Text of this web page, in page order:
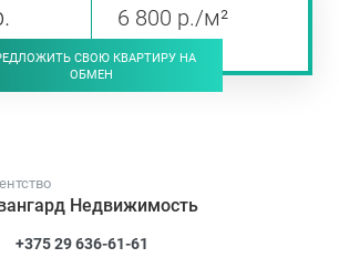
. 6 800 р./м²
СВОЮ КВАРТИРУ НА
ОБМЕН
Недвижимость
+375 29 636-61-61